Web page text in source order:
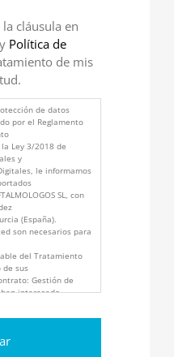
cláusula en
Política de
de mis
de datos
por el Reglamento
Ley 3/2018 de
y
le informamos
SL, con
(España).
son necesarios para
del Tratamiento
sus
Gestión de
interesado